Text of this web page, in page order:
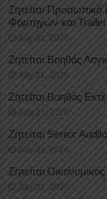
Ζητείται
Φορτηγών και
July 31, 2026
Ζητείται Βοηθός
July 31, 2026
Ζητείται Βοηθός
July 31, 2026
Ζητείται Senior
July 31, 2026
Ζητείται
July 31, 2026